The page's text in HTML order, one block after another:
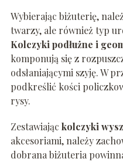
Wybierając biżuterię,
twarzy, ale również typ
Kolczyki podłużne i
komponują się z
odsłaniającymi szyję. W
podkreślić kości
rysy.
Zestawiając kolczyki
akcesoriami, należy
dobrana biżuteria